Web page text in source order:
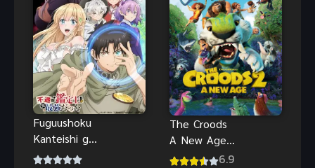
Fuguushoku
Kanteishi ga
Jitsu wa
The Croods
A New Age
พากย์ไทย 6.9